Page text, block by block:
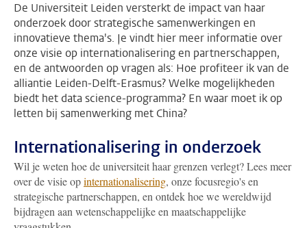
De Universiteit Leiden versterkt de impact van haar
onderzoek door strategische samenwerkingen en
innovatieve thema's. Je vindt hier meer informatie over
onze visie op internationalisering en partnerschappen,
en de antwoorden op vragen als: Hoe profiteer ik van de
alliantie Leiden-Delft-Erasmus? Welke mogelijkheden
biedt het data science-programma? En waar moet ik op
letten bij samenwerking met China?
Internationalisering in onderzoek
Wil je weten hoe de universiteit haar grenzen verlegt? Lees meer
over de visie opinternationalisering, onze focusregio's en
strategische partnerschappen, en ontdek hoe we wereldwijd
bijdragen aan wetenschappelijke en maatschappelijke